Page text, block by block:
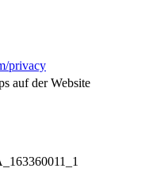
privacy
auf der Website